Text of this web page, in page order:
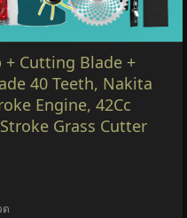
+ Cutting Blade +
40 Teeth, Nakita
Engine, 42Cc
Grass Cutter